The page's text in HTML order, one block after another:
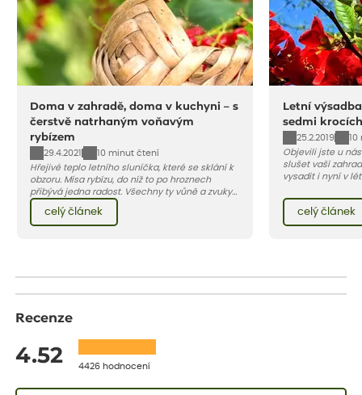
Doma v zahradě, doma v kuchyni – s
čerstvě natrhaným voňavým
rybízem
29.4.2021
10 minut čtení
Hřejivé teplo letního sluníčka, které se sklání k
obzoru. Mísa rybízu, do níž to po hroznech
přibývá jedna radost. Všechny ty vůně a zvuky
červencové zahrady. Sklizeň rybízu do kuchyně
vnese neuvěřitelný klid a radost. A taky trochu
bezstarostnosti dětství při mlsání babiččina
celý článek
Letní
sedmi krocích
25.2.2019
Objevili jste u
slušet vaší
vysadit i nyní v
celý rok – nyní
vody než na jaře
celý článek
Recenze
4.52 4426 hodnocení